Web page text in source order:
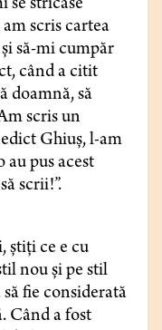
se stricase
scris cartea
să-mi cumpăr
când a citit
doamnă, să
scris un
Ghiuş, l-am
au pus acest
scrii!”.
ştiţi ce e cu
nou şi pe stil
fie considerată
Când a fost